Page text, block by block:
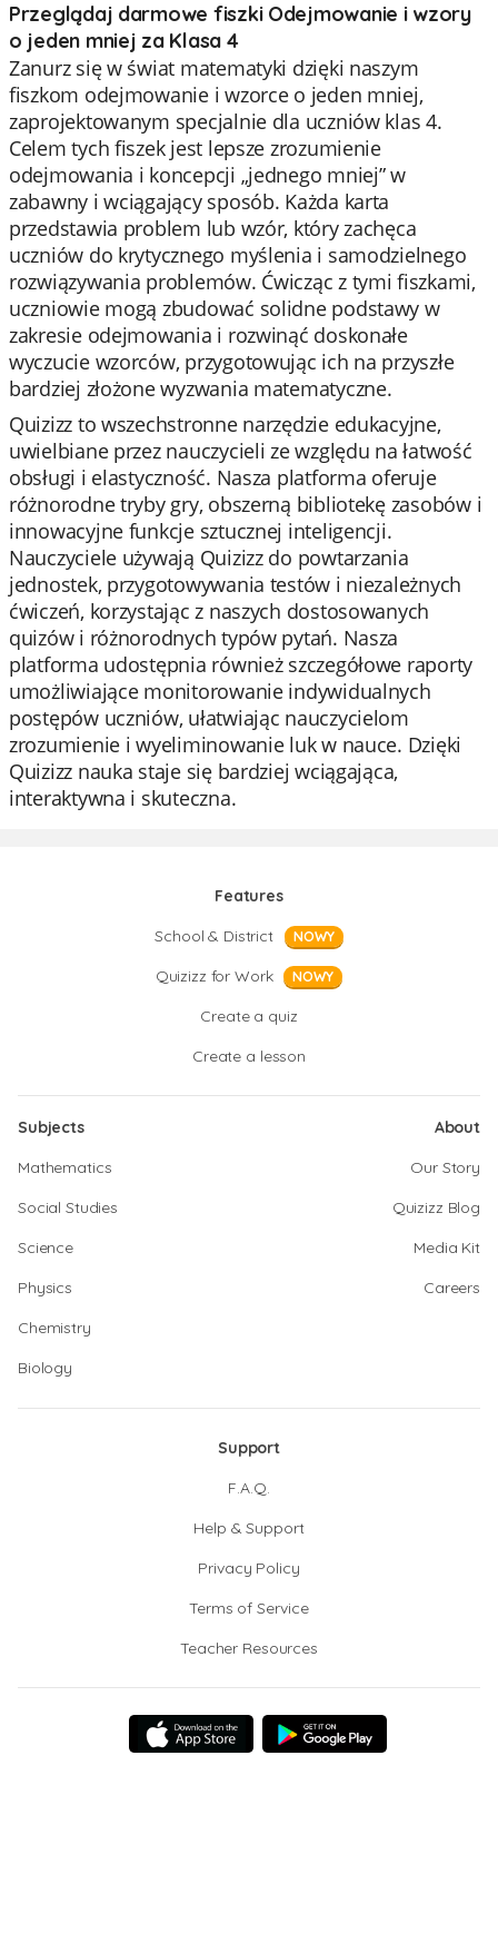
Przeglądaj darmowe fiszki Odejmowanie i wzory
o jeden mniej za Klasa 4
Zanurz się w świat matematyki dzięki naszym
fiszkom odejmowanie i wzorce o jeden mniej,
zaprojektowanym specjalnie dla uczniów klas 4.
Celem tych fiszek jest lepsze zrozumienie
odejmowania i koncepcji „jednego mniej” w
zabawny i wciągający sposób. Każda karta
przedstawia problem lub wzór, który zachęca
uczniów do krytycznego myślenia i samodzielnego
rozwiązywania problemów. Ćwicząc z tymi fiszkami,
uczniowie mogą zbudować solidne podstawy w
zakresie odejmowania i rozwinąć doskonałe
wyczucie wzorców, przygotowując ich na przyszłe
bardziej złożone wyzwania matematyczne.
Quizizz to wszechstronne narzędzie edukacyjne,
uwielbiane przez nauczycieli ze względu na łatwość
obsługi i elastyczność. Nasza platforma oferuje
różnorodne tryby gry, obszerną bibliotekę zasobów i
innowacyjne funkcje sztucznej inteligencji.
Nauczyciele używają Quizizz do powtarzania
jednostek, przygotowywania testów i niezależnych
ćwiczeń, korzystając z naszych dostosowanych
quizów i różnorodnych typów pytań. Nasza
platforma udostępnia również szczegółowe raporty
umożliwiające monitorowanie indywidualnych
postępów uczniów, ułatwiając nauczycielom
zrozumienie i wyeliminowanie luk w nauce. Dzięki
Quizizz nauka staje się bardziej wciągająca,
interaktywna i skuteczna.
Features
School & District
NOWY
Quizizz for Work NOWY
Create a quiz
Create a lesson
Subjects
Mathematics
Social Studies
Science
Physics
Chemistry
Biology
About
Our Story
Quizizz Blog
Media Kit
Careers
Support
F.A.Q.
Help & Support
Privacy Policy
Terms of Service
Teacher Resources